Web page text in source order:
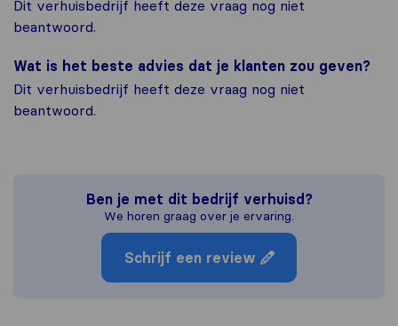
Dit verhuisbedrijf heeft deze vraag nog niet
beantwoord.
Wat is het beste advies dat je klanten zou geven?
Dit verhuisbedrijf heeft deze vraag nog niet
beantwoord.
Ben je met dit bedrijf verhuisd?
We horen graag over je ervaring.
Schrijf een review